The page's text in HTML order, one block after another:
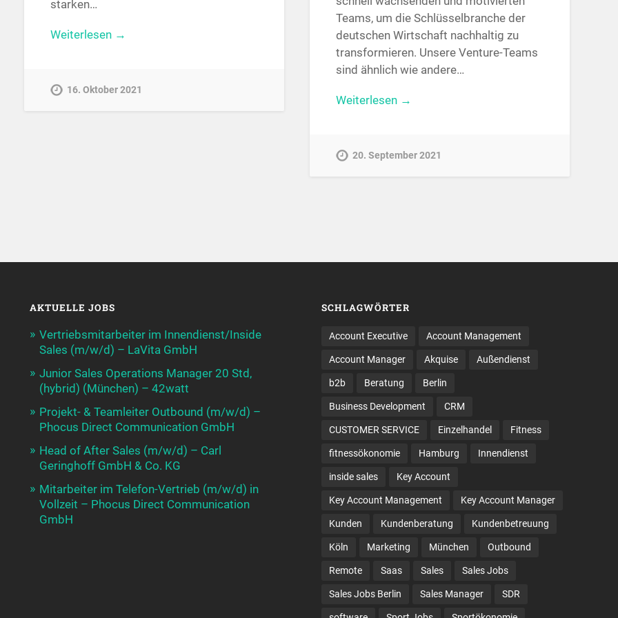
starken…
Weiterlesen →
16. Oktober 2021
Teams, um die Schlüsselbranche der
deutschen Wirtschaft nachhaltig zu
transformieren. Unsere Venture-Teams
sind ähnlich wie andere…
Weiterlesen →
20. September 2021
AKTUELLE JOBS
Vertriebsmitarbeiter im Innendienst/Inside
Sales (m/w/d) – LaVita GmbH
Junior Sales Operations Manager 20 Std,
(hybrid) (München) – 42watt
Projekt- & Teamleiter Outbound (m/w/d) –
Phocus Direct Communication GmbH
Head of After Sales (m/w/d) – Carl
Geringhoff GmbH & Co. KG
Mitarbeiter im Telefon-Vertrieb (m/w/d) in
Vollzeit – Phocus Direct Communication
GmbH
SCHLAGWÖRTER
Account Executive Account Management
Account Manager Akquise Außendienst
b2b Beratung Berlin
Business Development CRM
CUSTOMER SERVICE Einzelhandel Fitness
fitnessökonomie Hamburg Innendienst
inside sales Key Account
Key Account Management Key Account Manager
Kunden Kundenberatung Kundenbetreuung
Köln Marketing München Outbound
Remote Saas Sales Sales Jobs
Sales Jobs Berlin Sales Manager SDR